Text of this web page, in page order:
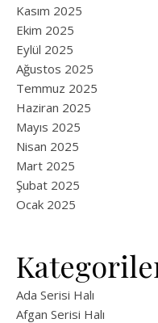
Kasım 2025
Ekim 2025
Eylül 2025
Ağustos 2025
Temmuz 2025
Haziran 2025
Mayıs 2025
Nisan 2025
Mart 2025
Şubat 2025
Ocak 2025
Ada Serisi Halı
Afgan Serisi Halı